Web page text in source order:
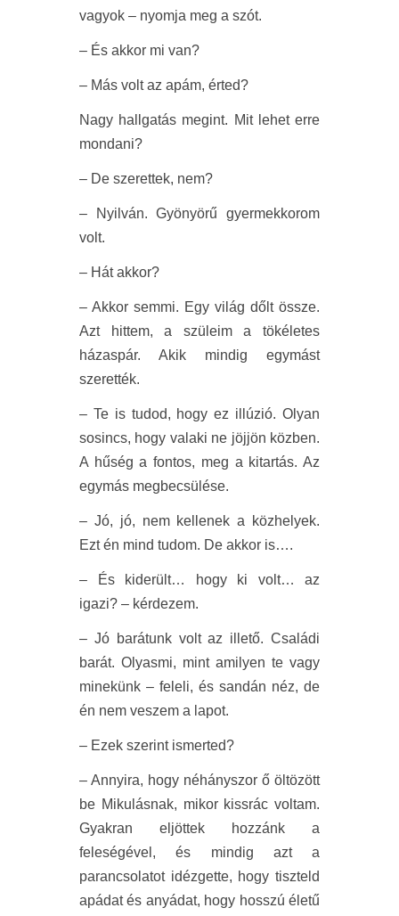
vagyok – nyomja meg a szót.
– És akkor mi van?
– Más volt az apám, érted?
Nagy hallgatás megint. Mit lehet erre
mondani?
– De szerettek, nem?
– Nyilván. Gyönyörű gyermekkorom
volt.
– Hát akkor?
– Akkor semmi. Egy világ dőlt össze.
Azt hittem, a szüleim a tökéletes
házaspár. Akik mindig egymást
szerették.
– Te is tudod, hogy ez illúzió. Olyan
sosincs, hogy valaki ne jöjjön közben.
A hűség a fontos, meg a kitartás. Az
egymás megbecsülése.
– Jó, jó, nem kellenek a közhelyek.
Ezt én mind tudom. De akkor is….
– És kiderült… hogy ki volt… az
igazi? – kérdezem.
– Jó barátunk volt az illető. Családi
barát. Olyasmi, mint amilyen te vagy
minekünk – feleli, és sandán néz, de
én nem veszem a lapot.
– Ezek szerint ismerted?
– Annyira, hogy néhányszor ő öltözött
be Mikulásnak, mikor kissrác voltam.
Gyakran eljöttek hozzánk a
feleségével, és mindig azt a
parancsolatot idézgette, hogy tiszteld
apádat és anyádat, hogy hosszú életű